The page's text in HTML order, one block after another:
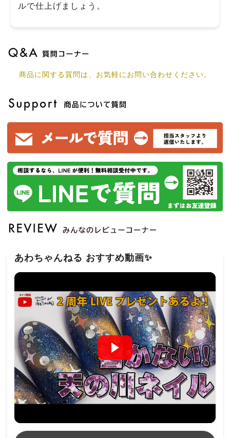
ルで仕上げましょう。
商品に関する質問は、お気軽にお問い合わせください。
あわちゃんねる おすすめ動画✨